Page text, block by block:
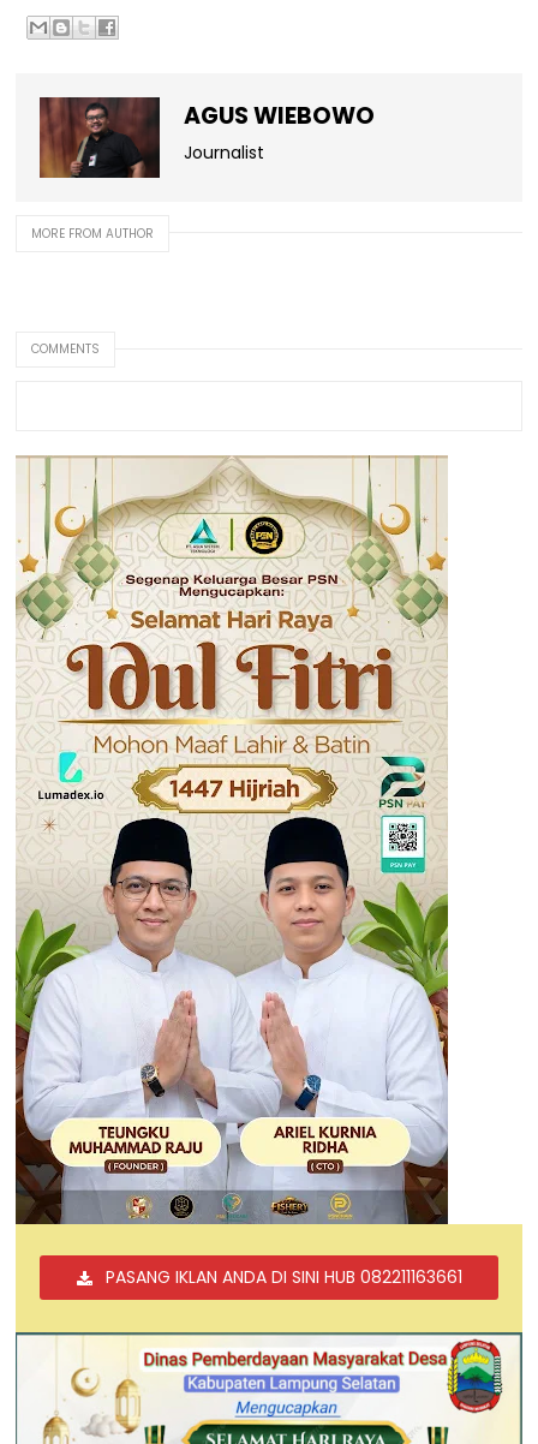
AGUS WIEBOWO
Journalist
MORE FROM AUTHOR
COMMENTS
PASANG IKLAN ANDA DI SINI HUB 082211163661